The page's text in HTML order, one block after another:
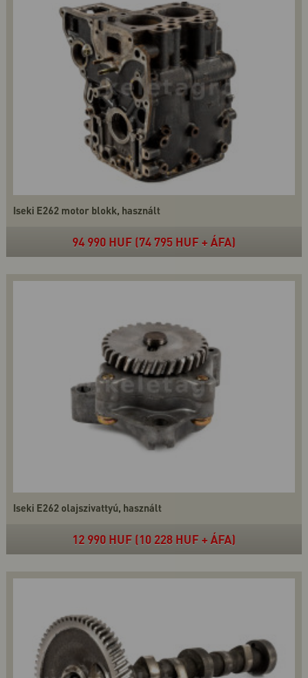
Iseki E262 motor blokk, használt
94 990 HUF (74 795 HUF + ÁFA)
Iseki E262 olajszivattyú, használt
12 990 HUF (10 228 HUF + ÁFA)